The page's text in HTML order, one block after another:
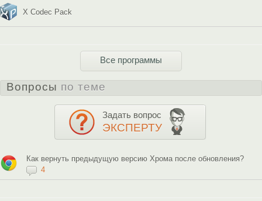
X Codec Pack
Все программы
Вопросы по теме
Задать вопрос
ЭКСПЕРТУ
Как вернуть предыдущую версию Хрома после обновления?
4